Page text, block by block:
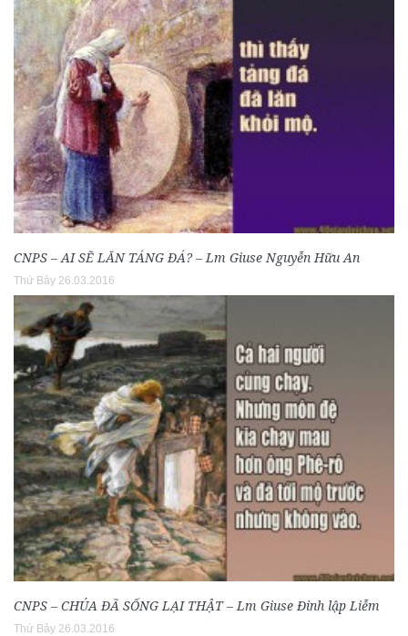
CNPS – AI SẼ LĂN TÁNG ĐÁ? – Lm Giuse Nguyễn Hữu An
Thứ Bảy 26.03.2016
CNPS – CHÚA ĐÃ SỐNG LẠI THẬT – Lm Giuse Đinh lập Liễm
Thứ Bảy 26.03.2016